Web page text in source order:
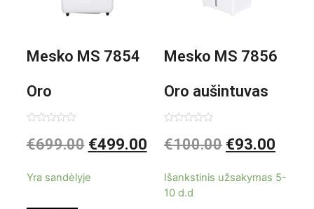
Mesko MS 7854
Oro
kondicionierius
0
iš
€699.00 €499.00
Yra sandėlyje
Mesko MS 7856
Oro aušintuvas
be ašmenų 3in1
0
iš
€100.00 €93.00
Išankstinis užsakymas 5-
10 d.d